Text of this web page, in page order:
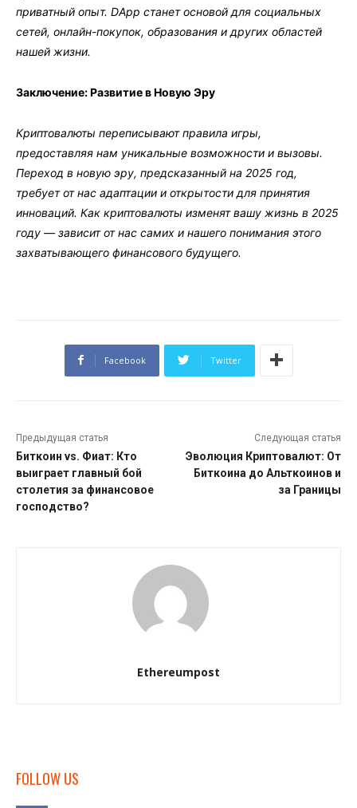
приватный опыт. DApp станет основой для социальных
сетей, онлайн-покупок, образования и других областей
нашей жизни.
Заключение: Развитие в Новую Эру
Криптовалюты переписывают правила игры,
предоставляя нам уникальные возможности и вызовы.
Переход в новую эру, предсказанный на 2025 год,
требует от нас адаптации и открытости для принятия
инноваций. Как криптовалюты изменят вашу жизнь в 2025
году — зависит от нас самих и нашего понимания этого
захватывающего финансового будущего.
Facebook Twitter
Предыдущая статья
Биткоин vs. Фиат: Кто
выиграет главный бой
столетия за финансовое
господство?
Следующая статья
Эволюция Криптовалют: От
Биткоина до Альткоинов и
за Границы
Ethereumpost
FOLLOW US